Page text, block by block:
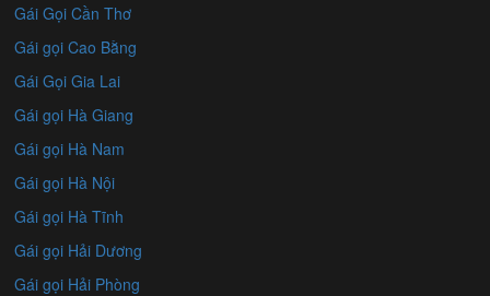
Gái Gọi Cần Thơ
Gái gọi Cao Bằng
Gái Gọi Gia Lai
Gái gọi Hà Giang
Gái gọi Hà Nam
Gái gọi Hà Nội
Gái gọi Hà Tĩnh
Gái gọi Hải Dương
Gái gọi Hải Phòng